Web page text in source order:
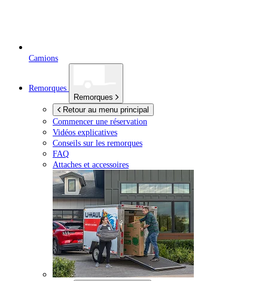
Camions
Remorques
Remorques
Retour au menu principal
Commencer une réservation
Vidéos explicatives
Conseils sur les remorques
FAQ
Attaches et accessoires